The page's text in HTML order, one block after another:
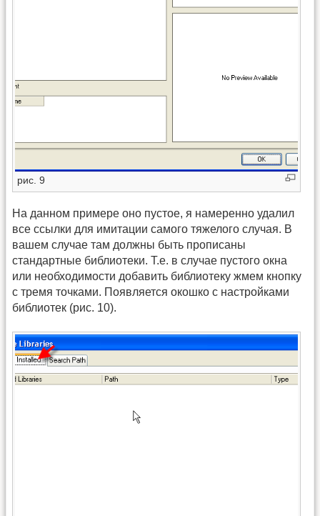
рис. 9
На данном примере оно пустое, я намеренно удалил
все ссылки для имитации самого тяжелого случая. В
вашем случае там должны быть прописаны
стандартные библиотеки. Т.е. в случае пустого окна
или необходимости добавить библиотеку жмем кнопку
с тремя точками. Появляется окошко с настройками
библиотек (рис. 10).